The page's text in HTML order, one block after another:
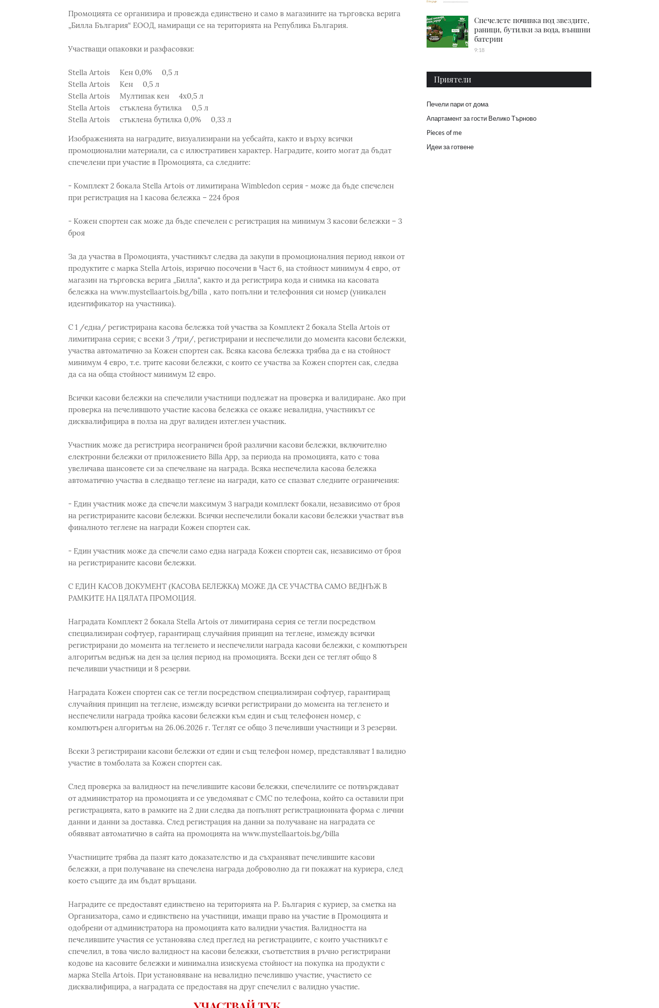
Промоцията се организира и провежда единствено и само в магазините на търговска верига
„Билла България“ ЕООД, намиращи се на територията на Република България.
Участващи опаковки и разфасовки:
Stella Artois Кен 0,0% 0,5 л
Stella Artois Кен 0,5 л
Stella Artois Мултипак кен 4х0,5 л
Stella Artois стъклена бутилка 0,5 л
Stella Artois стъклена бутилка 0,0% 0,33 л
Изображенията на наградите, визуализирани на уебсайта, както и върху всички
промоционални материали, са с илюстративен характер. Наградите, които могат да бъдат
спечелени при участие в Промоцията, са следните:
- Комплект 2 бокала Stella Artois от лимитирана Wimbledon серия - може да бъде спечелен
при регистрация на 1 касова бележка – 224 броя
- Кожен спортен сак може да бъде спечелен с регистрация на минимум 3 касови бележки – 3
броя
За да участва в Промоцията, участникът следва да закупи в промоционалния период някои от
продуктите с марка Stella Artois, изрично посочени в Част 6, на стойност минимум 4 евро, от
магазин на търговска верига „Билла“, както и да регистрира кода и снимка на касовата
бележка на www.mystellaartois.bg/billa , като попълни и телефонния си номер (уникален
идентификатор на участника).
С 1 /една/ регистрирана касова бележка той участва за Комплект 2 бокала Stella Artois от
лимитирана серия; с всеки 3 /три/, регистрирани и неспечелили до момента касови бележки,
участва автоматично за Кожен спортен сак. Всяка касова бележка трябва да е на стойност
минимум 4 евро, т.е. трите касови бележки, с които се участва за Кожен спортен сак, следва
да са на обща стойност минимум 12 евро.
Всички касови бележки на спечелили участници подлежат на проверка и валидиране. Ако при
проверка на печелившото участие касова бележка се окаже невалидна, участникът се
дисквалифицира в полза на друг валиден изтеглен участник.
Участник може да регистрира неограничен брой различни касови бележки, включително
електронни бележки от приложението Billa App, за периода на промоцията, като с това
увеличава шансовете си за спечелване на награда. Всяка неспечелила касова бележка
автоматично участва в следващо теглене на награди, като се спазват следните ограничения:
- Един участник може да спечели максимум 3 награди комплект бокали, независимо от броя
на регистрираните касови бележки. Всички неспечелили бокали касови бележки участват във
финалното теглене на награди Кожен спортен сак.
- Един участник може да спечели само една награда Кожен спортен сак, независимо от броя
на регистрираните касови бележки.
С ЕДИН КАСОВ ДОКУМЕНТ (КАСОВА БЕЛЕЖКА) МОЖЕ ДА СЕ УЧАСТВА САМО ВЕДНЪЖ В
РАМКИТЕ НА ЦЯЛАТА ПРОМОЦИЯ.
Наградата Комплект 2 бокала Stella Artois от лимитирана серия се тегли посредством
специализиран софтуер, гарантиращ случайния принцип на теглене, измежду всички
регистрирани до момента на тегленето и неспечелили награда касови бележки, с компютърен
алгоритъм веднъж на ден за целия период на промоцията. Всеки ден се теглят общо 8
печеливши участници и 8 резерви.
Наградата Кожен спортен сак се тегли посредством специализиран софтуер, гарантиращ
случайния принцип на теглене, измежду всички регистрирани до момента на тегленето и
неспечелили награда тройка касови бележки към един и същ телефонен номер, с
компютърен алгоритъм на 26.06.2026 г. Теглят се общо 3 печеливши участници и 3 резерви.
Всеки 3 регистрирани касови бележки от един и същ телефон номер, представляват 1 валидно
участие в томболата за Кожен спортен сак.
След проверка за валидност на печелившите касови бележки, спечелилите се потвърждават
от администратор на промоцията и се уведомяват с СМС по телефона, който са оставили при
регистрацията, като в рамките на 2 дни следва да попълнят регистрационната форма с лични
данни и данни за доставка. След регистрация на данни за получаване на наградата се
обявяват автоматично в сайта на промоцията на www.mystellaartois.bg/billa
Участниците трябва да пазят като доказателство и да съхраняват печелившите касови
бележки, а при получаване на спечелена награда доброволно да ги покажат на куриера, след
което същите да им бъдат връщани.
Наградите се предоставят единствено на територията на Р. България с куриер, за сметка на
Организатора, само и единствено на участници, имащи право на участие в Промоцията и
одобрени от администратора на промоцията като валидни участия. Валидността на
печелившите участия се установява след преглед на регистрациите, с които участникът е
спечелил, в това число валидност на касови бележки, съответствия в ръчно регистрирани
кодове на касовите бележки и минимална изискуема стойност на покупка на продукти с
марка Stella Artois. При установяване на невалидно печелившо участие, участието се
дисквалифицира, а наградата се предоставя на друг спечелил с валидно участие.
Спечелете почивка под звездите,
раници, бутилки за вода, външни
батерии
9:18
Приятели
Печели пари от дома
Апартамент за гости Велико Търново
Pieces of me
Идеи за готвене